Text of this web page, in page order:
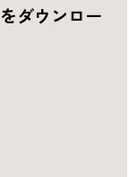
ダウンロー